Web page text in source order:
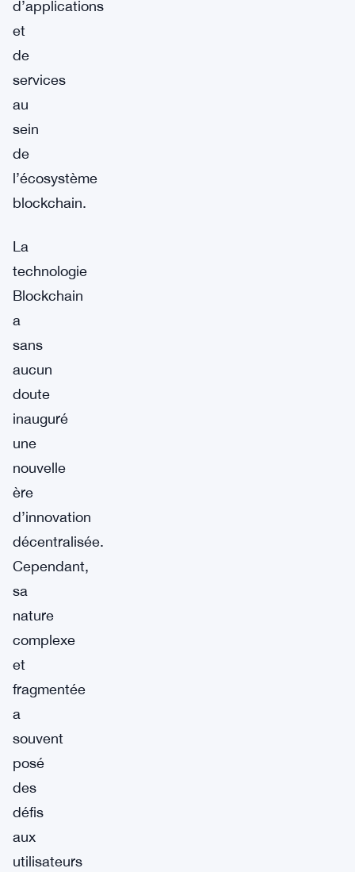
d’applications
et
de
services
au
sein
de
l’écosystème
blockchain.
La
technologie
Blockchain
a
sans
aucun
doute
inauguré
une
nouvelle
ère
d’innovation
décentralisée.
Cependant,
sa
nature
complexe
et
fragmentée
a
souvent
posé
des
défis
aux
utilisateurs